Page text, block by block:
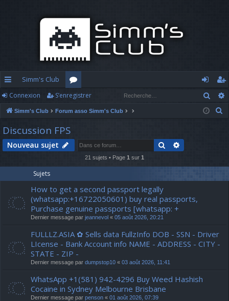
cc
ès
ra
pi
e
Simm's Club
or
u
m
o
n
n
’e
nr
r
Connexion S’enregistrer
Simm's Club Forum asso Simm's Club
r
Discussion FPS
Nouveau sujet Rechercher
21 sujets • Page 1 sur 1
Sujets
How to get a second passport legally
(whatsapp:+16722050601) buy real passports,
Purchase genuine passports [whatsapp: +
Dernier message par jeannevol « 05 août 2026, 20:21
FULLLZ.ASIA ✿ Sells data FullzInfo DOB - SSN - Driver
LIcense - Bank Account info NAME - ADDRESS - CITY -
STATE - ZIP -
Dernier message par dumpstop10 « 03 août 2026, 11:41
WhatsApp +1(581) 942-4296 Buy Weed Hashish
Cocaine in Sydney Melbourne Brisbane
Dernier message par penson « 01 août 2026, 07:39